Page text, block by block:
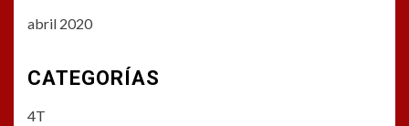
abril 2020
CATEGORÍAS
4T